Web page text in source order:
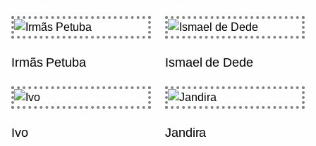
Irmãs Petuba Ismael de Dede
Ivo Jandira